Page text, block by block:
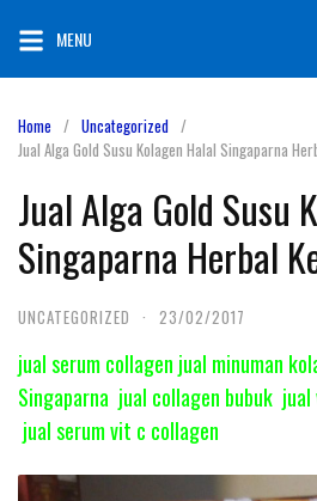
content
MENU
Home
Uncategorized
Jual Alga Gold Susu Kolagen Halal Singaparna
Jual Alga Gold Susu
Singaparna Herbal
UNCATEGORIZED · 23/02/2017
jual serum collagen jual minuman
Singaparna jual collagen bubuk
jual serum vit c collagen